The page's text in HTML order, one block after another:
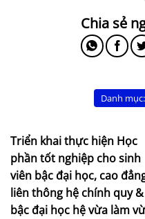
Danh mục:
Triển khai thực hiện Học
phần tốt nghiệp cho sinh
viên bậc đại học, cao
liên thông hệ chính quy &
bậc đại học hệ vừa làm